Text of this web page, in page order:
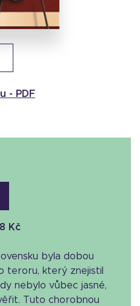
- PDF
Kč
byla dobou
teroru, který znejistil
nebylo vůbec jasné,
Tuto chorobnou